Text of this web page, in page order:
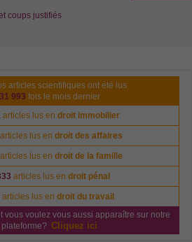
coups justifiés
articles scientifiques ont été lus
31 993 fois le mois dernier
articles lus endroit immobilier
articles lus endroit des affaires
articles lus endroit de la famille
articles lus en droit pénal
articles lus en droit du travail
vous voulez vous aussi apparaître sur notre
plateforme? Cliquez ici